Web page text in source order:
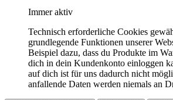
Immer aktiv
Technisch erforderliche Cookies
grundlegende Funktionen unserer
Beispiel dazu, dass du Produkte im
dich in dein Kundenkonto einloggen
auf dich ist für uns dadurch nicht
anfallende Daten werden niemals an